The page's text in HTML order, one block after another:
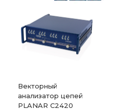
Векторный
анализатор цепей
PLANAR C2420